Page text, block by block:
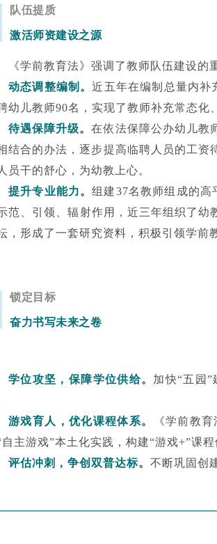
队伍提质
激活师资建设之源
《学前教育法》强调了教师队伍建设的
动态调整编制。近五年在编制总量内补
幼儿教师90名，实现了教师补充常态
待遇保障升级。在依法保障公办幼儿教
结合的办法，逐步提高临聘人员的工
员干的舒心，为幼教上心。
提升专业能力。组建37名教师组成的高
范、引领、辐射作用，近三年组织了幼
，形成了一套研究资料，积极引领学前
锁定目标
奋力书写未来之卷
学位攻坚，保障学位供给。 加快“五园
游戏育人，优化课程体系。
《学前教
自主游戏”本土化实践，构建“游戏+”课程
评估冲刺，争创双普达标。 不断巩固创